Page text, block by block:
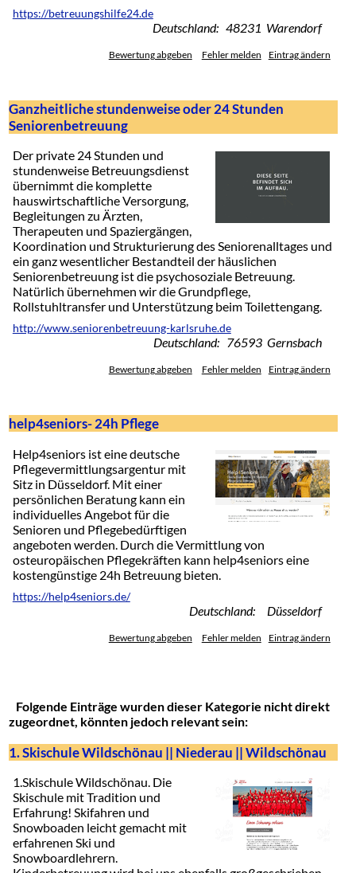
https://betreuungshilfe24.de
Deutschland: 48231 Warendorf
Bewertung abgeben Fehler melden Eintrag ändern
Ganzheitliche stundenweise oder 24 Stunden
Seniorenbetreuung
Der private 24 Stunden und
stundenweise Betreuungsdienst
übernimmt die komplette
hauswirtschaftliche Versorgung,
Begleitungen zu Ärzten,
Therapeuten und Spaziergängen,
Koordination und Strukturierung des Seniorenalltages und
ein ganz wesentlicher Bestandteil der häuslichen
Seniorenbetreuung ist die psychosoziale Betreuung.
Natürlich übernehmen wir die Grundpflege,
Rollstuhltransfer und Unterstützung beim Toilettengang.
http://www.seniorenbetreuung-karlsruhe.de
Deutschland: 76593 Gernsbach
Bewertung abgeben Fehler melden Eintrag ändern
help4seniors- 24h Pflege
Help4seniors ist eine deutsche
Pflegevermittlungsargentur mit
Sitz in Düsseldorf. Mit einer
persönlichen Beratung kann ein
individuelles Angebot für die
Senioren und Pflegebedürftigen
angeboten werden. Durch die Vermittlung von
osteuropäischen Pflegekräften kann help4seniors eine
kostengünstige 24h Betreuung bieten.
https://help4seniors.de/
Deutschland: Düsseldorf
Bewertung abgeben Fehler melden Eintrag ändern
Folgende Einträge wurden dieser Kategorie nicht direkt
zugeordnet, könnten jedoch relevant sein:
1. Skischule Wildschönau || Niederau || Wildschönau
1.Skischule Wildschönau. Die
Skischule mit Tradition und
Erfahrung! Skifahren und
Snowboaden leicht gemacht mit
erfahrenen Ski und
Snowboardlehrern.